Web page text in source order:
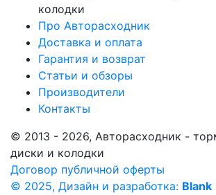
колодки
Про Авторасходник
Доставка и оплата
Гарантия и возврат
Статьи и обзоры
Производители
Контакты
© 2013 - 2026, Авторасходник -
диски и колодки
Договор публичной оферты
© 2025, Дизайн и разработка: Blank